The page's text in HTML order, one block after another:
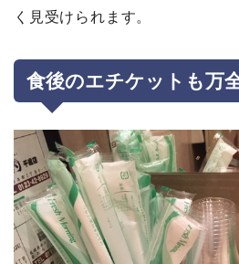
く見受けられます。
食後のエチケットも万